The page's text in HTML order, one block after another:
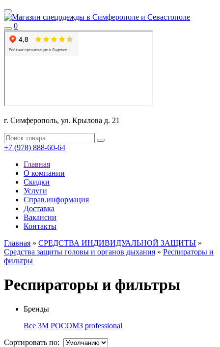
0
г. Симферополь, ул. Крылова д. 21
+7 (978) 888-60-64
Главная
О компании
Скидки
Услуги
Справ.информация
Доставка
Вакансии
Контакты
Главная » СРЕДСТВА ИНДИВИДУАЛЬНОЙ ЗАЩИТЫ »
Средства защиты головы и органов дыхания » Респираторы и
фильтры
Респираторы и фильтры
Бренды
Все 3M РОСОМЗ professional
Сортировать по: